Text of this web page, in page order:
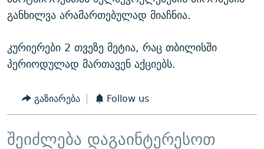
განხილვა არამართებულად მიაჩნია.
კურიერები 2 თვეზე მეტია, რაც თბილისში
პერიოდულად მართავენ აქციებს.
გაზიარება Follow us
შეიძლება დაგაინტერესოთ